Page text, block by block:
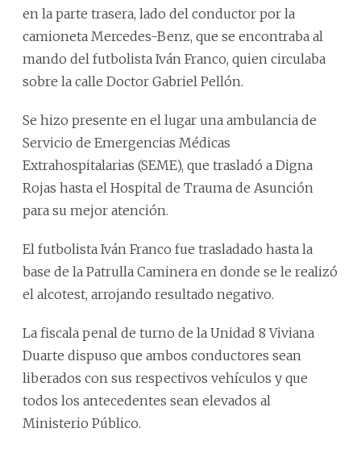
en la parte trasera, lado del conductor por la
camioneta Mercedes-Benz, que se encontraba al
mando del futbolista Iván Franco, quien circulaba
sobre la calle Doctor Gabriel Pellón.
Se hizo presente en el lugar una ambulancia de
Servicio de Emergencias Médicas
Extrahospitalarias (SEME), que trasladó a Digna
Rojas hasta el Hospital de Trauma de Asunción
para su mejor atención.
El futbolista Iván Franco fue trasladado hasta la
base de la Patrulla Caminera en donde se le realizó
el alcotest, arrojando resultado negativo.
La fiscala penal de turno de la Unidad 8 Viviana
Duarte dispuso que ambos conductores sean
liberados con sus respectivos vehículos y que
todos los antecedentes sean elevados al
Ministerio Público.